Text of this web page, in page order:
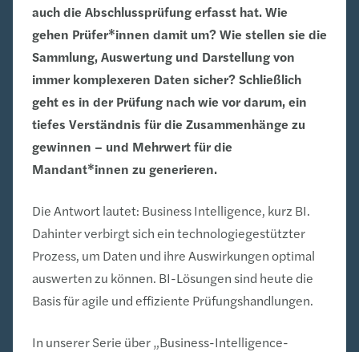
auch die Abschlussprüfung erfasst hat. Wie
gehen Prüfer*innen damit um? Wie stellen sie die
Sammlung, Auswertung und Darstellung von
immer komplexeren Daten sicher? Schließlich
geht es in der Prüfung nach wie vor darum, ein
tiefes Verständnis für die Zusammenhänge zu
gewinnen – und Mehrwert für die
Mandant*innen zu generieren.
Die Antwort lautet: Business Intelligence, kurz BI.
Dahinter verbirgt sich ein technologiegestützter
Prozess, um Daten und ihre Auswirkungen optimal
auswerten zu können. BI-Lösungen sind heute die
Basis für agile und effiziente Prüfungshandlungen.
In unserer Serie über „Business-Intelligence-